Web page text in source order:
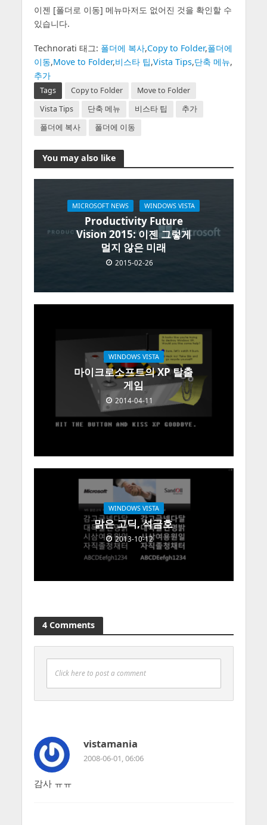
이젠 [폴더로 이동] 메뉴마저도 없어진 것을 확인할 수
있습니다.
Technorati 태그: 폴더에 복사,Copy to Folder,폴더에
이동,Move to Folder,비스타 팁,Vista Tips,단축 메뉴,
추가
Tags Copy to Folder
Move to Folder
Vista Tips
단축 메뉴 비스타 팁
추가
폴더에 복사
폴더에 이동
You may also like
MICROSOFT NEWS WINDOWS VISTA
Productivity Future
Vision 2015: 이젠 그렇게
멀지 않은 미래
2015-02-26
WINDOWS VISTA
마이크로소프트의 XP 탈출
게임
2014-04-11
WINDOWS VISTA
맑은 고딕, 석금호
2013-10-12
4 Comments
Click here to post a comment
vistamania
2008-06-01, 06:06
감사 ㅠㅠ